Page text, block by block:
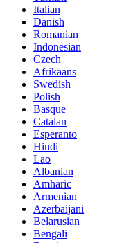
Italian
Danish
Romanian
Indonesian
Czech
Afrikaans
Swedish
Polish
Basque
Catalan
Esperanto
Hindi
Lao
Albanian
Amharic
Armenian
Azerbaijani
Belarusian
Bengali